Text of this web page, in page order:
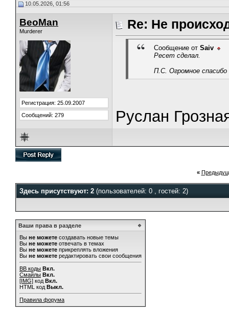
10.05.2026, 01:56
BeoMan
Murderer
Регистрация: 25.09.2007
Сообщений: 279
Re: Не
Сообщение от Saiv
Ресет сделал.
П.С. Огромное
Руслан
«
Здесь присутствуют: 2 (пользователей: 0 , гостей: 2)
Ваши права в разделе
Вы не можете создавать новые темы
Вы не можете отвечать в темах
Вы не можете прикреплять вложения
Вы не можете редактировать свои сообщения
BB коды Вкл.
Смайлы Вкл.
[IMG] код Вкл.
HTML код Выкл.
Правила форума